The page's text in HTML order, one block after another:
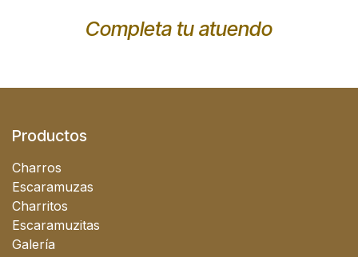
Completa tu atuendo
Productos
Charros
Escaramuzas
Charritos
Escaramuzitas
Galería